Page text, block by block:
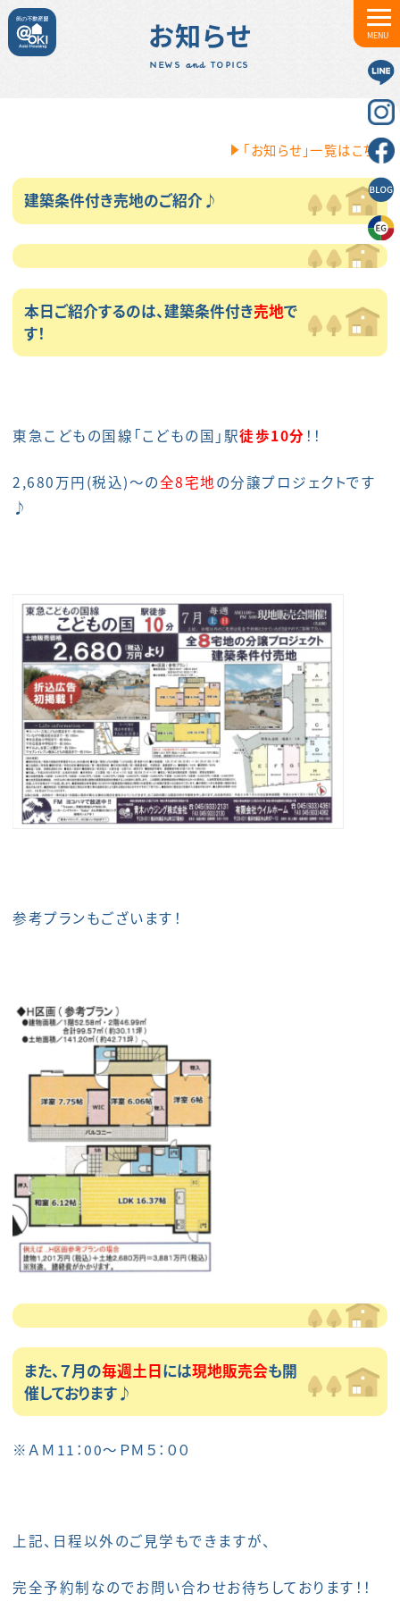
MENU
お知らせ
NEWS and TOPICS
「お知らせ」一覧はこちら
建築条件付き売地のご紹介♪
本日ご紹介するのは、建築条件付き売地で
す！
東急こどもの国線「こどもの国」駅徒歩10分 ！！
2,680万円(税込)～の全8宅地の分譲プロジェクトです
♪
参考プランもございます！
また、７月の毎週土日には現地販売会も開
催しております♪
※ＡＭ11：00～ＰＭ５：００
上記、日程以外のご見学もできますが、
完全予約制なのでお問い合わせお待ちしております！！